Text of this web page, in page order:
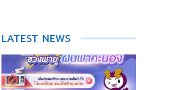
LATEST NEWS